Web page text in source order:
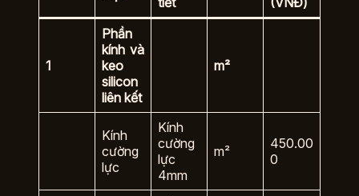
1
Phần
kính và
keo
silicon
liên kết
m²
Kính
cường
lực
Kính
cường
lực
4mm
m²
450.00
0